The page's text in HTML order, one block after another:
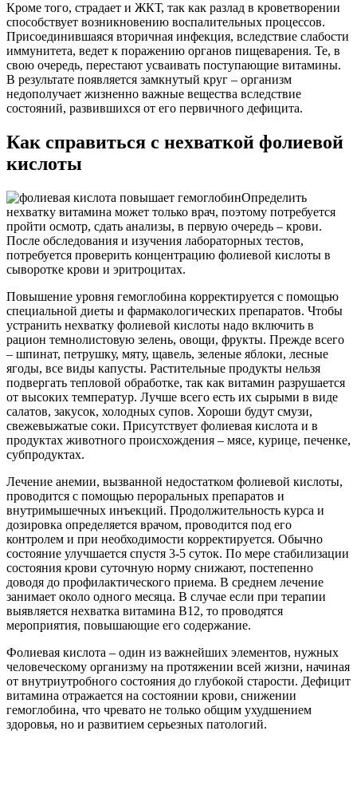
Кроме того, страдает и ЖКТ, так как разлад в кроветворении
способствует возникновению воспалительных процессов.
Присоединившаяся вторичная инфекция, вследствие слабости
иммунитета, ведет к поражению органов пищеварения. Те, в
свою очередь, перестают усваивать поступающие витамины.
В результате появляется замкнутый круг – организм
недополучает жизненно важные вещества вследствие
состояний, развившихся от его первичного дефицита.
Как справиться с нехваткой фолиевой
кислоты
Определить
нехватку витамина может только врач, поэтому потребуется
пройти осмотр, сдать анализы, в первую очередь – крови.
После обследования и изучения лабораторных тестов,
потребуется проверить концентрацию фолиевой кислоты в
сыворотке крови и эритроцитах.
Повышение уровня гемоглобина корректируется с помощью
специальной диеты и фармакологических препаратов. Чтобы
устранить нехватку фолиевой кислоты надо включить в
рацион темнолистовую зелень, овощи, фрукты. Прежде всего
– шпинат, петрушку, мяту, щавель, зеленые яблоки, лесные
ягоды, все виды капусты. Растительные продукты нельзя
подвергать тепловой обработке, так как витамин разрушается
от высоких температур. Лучше всего есть их сырыми в виде
салатов, закусок, холодных супов. Хороши будут смузи,
свежевыжатые соки. Присутствует фолиевая кислота и в
продуктах животного происхождения – мясе, курице, печенке,
субпродуктах.
Лечение анемии, вызванной недостатком фолиевой кислоты,
проводится с помощью пероральных препаратов и
внутримышечных инъекций. Продолжительность курса и
дозировка определяется врачом, проводится под его
контролем и при необходимости корректируется. Обычно
состояние улучшается спустя 3-5 суток. По мере стабилизации
состояния крови суточную норму снижают, постепенно
доводя до профилактического приема. В среднем лечение
занимает около одного месяца. В случае если при терапии
выявляется нехватка витамина В12, то проводятся
мероприятия, повышающие его содержание.
Фолиевая кислота – один из важнейших элементов, нужных
человеческому организму на протяжении всей жизни, начиная
от внутриутробного состояния до глубокой старости. Дефицит
витамина отражается на состоянии крови, снижении
гемоглобина, что чревато не только общим ухудшением
здоровья, но и развитием серьезных патологий.